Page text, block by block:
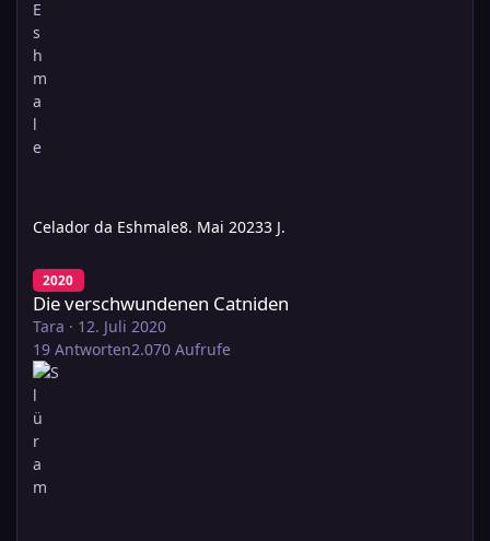
Celador da Eshmale8. Mai 20233 J.
Die verschwundenen Catniden
2020
Die verschwundenen Catniden
Tara · 12. Juli 2020
19 Antworten2.070 Aufrufe